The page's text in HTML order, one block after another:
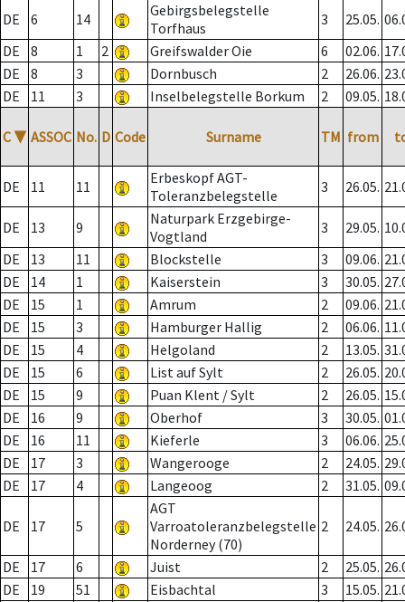
DE
6 14
Gebirgsbelegstelle
Torfhaus
3 25.05.
DE
8 1 2 Greifswalder Oie 6 02.06.
DE
8 3 Dornbusch 2 26.06.
DE
11 3 Inselbelegstelle Borkum 2 09.05.
C ▼ ASSOC No. D Code Surname TM from
DE 11 11
Erbeskopf AGT-
Toleranzbelegstelle
3 26.05.
DE 13 9
Naturpark Erzgebirge-
Vogtland
3 29.05.
DE
13 11 Blockstelle 3 09.06.
DE
14 1 Kaiserstein 3 30.05.
DE
15 1 Amrum 2 09.06.
DE
15 3 Hamburger Hallig 2 06.06.
DE
15 4 Helgoland 2 13.05.
DE
15 6 List auf Sylt 2 26.05.
DE
15 9 Puan Klent / Sylt 2 26.05.
DE
16 9 Oberhof 3 30.05.
DE
16 11 Kieferle 3 06.06.
DE
17 3 Wangerooge 2 24.05.
DE
17 4 Langeoog 2 31.05.
DE 17 5
AGT
Varroatoleranzbelegstelle
Norderney (70)
2 24.05.
DE 17 6 Juist 2 25.05.
DE
19 51 Eisbachtal 3 15.05.